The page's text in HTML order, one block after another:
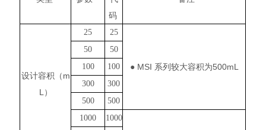
码
设计容积（m
L）
25 25
● MSI 系列较大容积为500mL
50
50
100
100
300
300
500
500
1000
1000